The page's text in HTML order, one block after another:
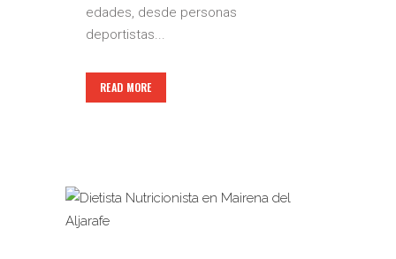
edades, desde personas
deportistas...
READ MORE